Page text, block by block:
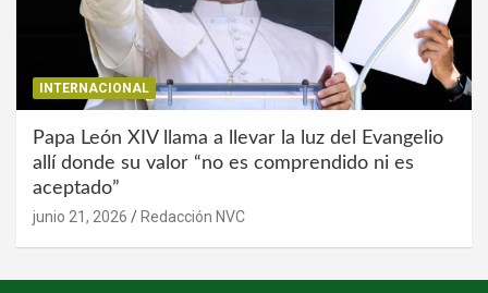
INTERNACIONAL
Papa León XIV llama a llevar la luz del Evangelio
allí donde su valor “no es comprendido ni es
aceptado”
junio 21, 2026 Redacción NVC